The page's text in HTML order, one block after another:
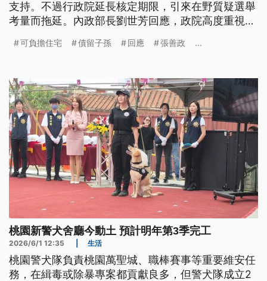
支持。不過行政院延長核定期限，引來在野質疑選舉
考量而拖延。內政部長劉世芳回應，政院高度重視此
可負擔住宅 債留子孫 回應 張善政 ...
桃園新警犬舍廳今動土 預計明年第3季完工
2026/6/1 12:35 生活
桃園警犬隊負責桃園萬聖城、職棒賽事等重要維安任
務，在緝毒或除暴專案都貢獻良多，但警犬隊成立2